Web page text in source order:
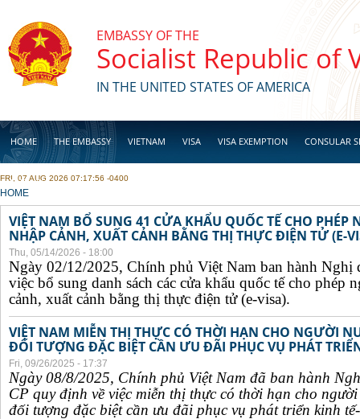
EMBASSY OF THE
Socialist Republic of
IN THE UNITED STATES OF AMERICA
HOME THE EMBASSY VIETNAM VISA VISA EXEMPTION CONSULAR
BUSINESS
FRI, 07 AUG 2026 07:17:56 -0400
YOU ARE HERE
HOME
VIỆT NAM BỔ SUNG 41 CỬA KHẨU QUỐC TẾ CHO
NHẬP CẢNH, XUẤT CẢNH BẰNG THỊ THỰC ĐIỆN TỬ (E-
Thu, 05/14/2026 - 18:00
Ngày 02/12/2025, Chính phủ Việt Nam ban hành Nghị
việc bổ sung danh sách các cửa khẩu quốc tế cho phép
cảnh, xuất cảnh bằng thị thực điện tử (e-visa).
VIỆT NAM MIỄN THỊ THỰC CÓ THỜI HẠN CHO NGƯỜI
ĐỐI TƯỢNG ĐẶC BIỆT CẦN ƯU ĐÃI PHỤC VỤ PHÁT
Fri, 09/26/2025 - 17:37
Ngày 08/8/2025, Chính phủ Việt Nam đã ban hành
CP quy định về việc miễn thị thực có thời hạn cho
đối tượng đặc biệt cần ưu đãi phục vụ phát triển kinh